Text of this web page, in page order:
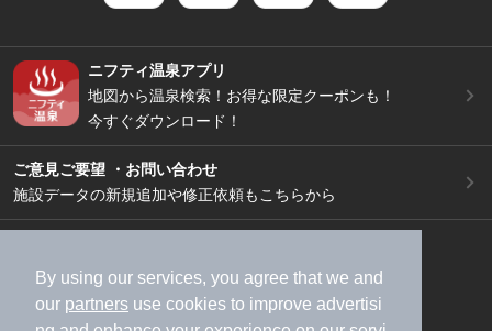
By using our services, you agree that we and
our partners use cookies to improve advertisi
ニフティ温泉アプリ
地図から温泉検索！お得な限定クーポンも！
今すぐダウンロード！
ご意見ご要望 ・お問い合わせ
施設データの新規追加や修正依頼もこちらから
加盟店募集（資料請求）
広告出稿のご案内
利用規約
ライフスタイルMEMBERS+規約